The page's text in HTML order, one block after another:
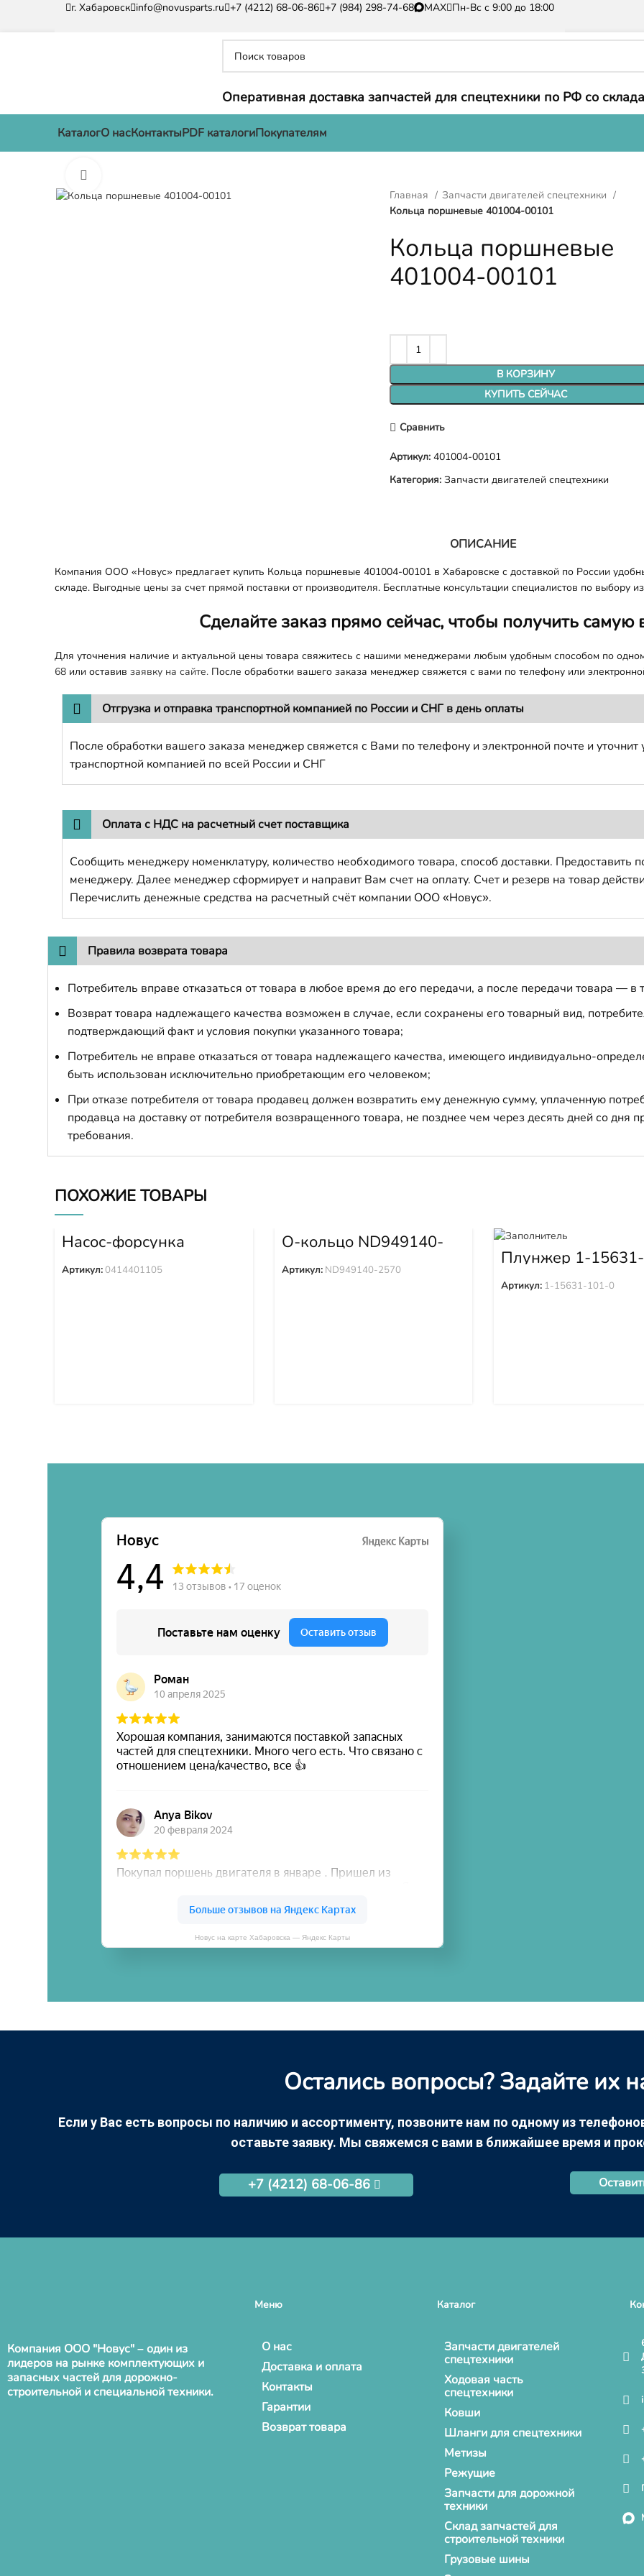
г. Хабаровск info@novusparts.ru +7 (4212) 68-06-86 +7 (984) 298-74-68 MAX Пн-Вс с 9:00 до 18:00
Оперативная доставка запчастей для спецтехники по РФ со
КаталогО насКонтактыPDF каталогиПокупателям
Главная
Запчасти двигателей спецтехники
Кольца поршневые 401004-00101
Кольца поршневые
401004-00101
В КОРЗИНУ
КУПИТЬ СЕЙЧАС
Сравнить
Артикул:401004-00101
Категория: Запчасти двигателей спецтехники
ОПИСАНИЕ
Компания ООО «Новус» предлагает купить Кольца поршневые 401004-00101 в Хабаровске с доставкой по России
складе. Выгодные цены за счет прямой поставки от производителя. Бесплатные консультации специалистов по выбору
Сделайте заказ прямо сейчас, чтобы получить
Для уточнения наличие и актуальной цены товара свяжитесь с нашими менеджерами любым удобным способом по
68 или оставив заявку на сайте. После обработки вашего заказа менеджер свяжется с вами по телефону или
Отгрузка и отправка транспортной компанией по России и СНГ в день оплаты
После обработки вашего заказа менеджер свяжется с Вами по телефону и электронной почте и уточнит
транспортной компанией по всей России и СНГ
Оплата с НДС на расчетный счет поставщика
Сообщить менеджеру номенклатуру, количество необходимого товара, способ доставки.
менеджеру. Далее менеджер сформирует и направит Вам счет на оплату. Счет и резерв на товар
Перечислить денежные средства на расчетный счёт компании ООО «Новус».
Правила возврата товара
Потребитель вправе отказаться от товара в любое время до его передачи, а после передачи товара — в
Возврат товара надлежащего качества возможен в случае, если сохранены его товарный вид,
подтверждающий факт и условия покупки указанного товара;
Потребитель не вправе отказаться от товара надлежащего качества, имеющего индивидуально-
быть использован исключительно приобретающим его человеком;
При отказе потребителя от товара продавец должен возвратить ему денежную сумму, уплаченную
продавца на доставку от потребителя возвращенного товара, не позднее чем через десять дней со дня
требования.
ПОХОЖИЕ ТОВАРЫ
Насос-форсунка
0414401105
Артикул:0414401105
О-кольцо ND949140-
2570
Артикул: ND949140-2570
Плунжер 1-
Артикул: 1-15631-101-0
Новус на карте Хабаровска — Яндекс Карты
Остались вопросы? Задайте их
Если у Вас есть вопросы по наличию и ассортименту, позвоните нам по одному из
оставьте заявку. Мы свяжемся с вами в ближайшее время и
+7 (4212) 68-06-86
Компания ООО "Новус" – один из
лидеров на рынке комплектующих и
запасных частей для дорожно-
строительной и специальной техники.
Меню
О нас
Доставка и оплата
Контакты
Гарантии
Возврат товара
Каталог
Запчасти двигателей
спецтехники
Ходовая часть
спецтехники
Ковши
Шланги для спецтехники
Метизы
Режущие
Запчасти для дорожной
техники
Склад запчастей для
строительной техники
Грузовые шины